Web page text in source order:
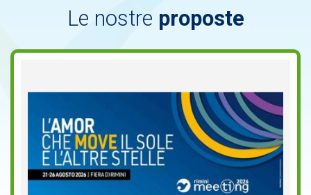
Le nostre proposte